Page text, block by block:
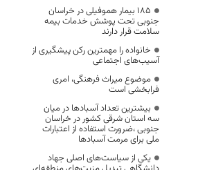
۱۸۵ بیمار هموفیلی در خراسان
جنوبی تحت پوشش خدمات بیمه
سلامت قرار دارند
خانواده را مهمترین رکن پیشگیری از
آسیب‌های اجتماعی
موضوع میراث فرهنگی، امری
فرابخشی است
بیشترین تعداد آسبادها در میان
سه استان شرقی کشور در خراسان
جنوبی ،ضرورت استفاده از اعتبارات
ملی برای مرمت آسبادها
یکی از سیاست‌های اصلی جهاد